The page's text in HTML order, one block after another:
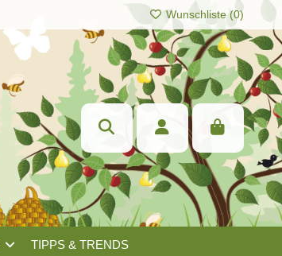
Wunschliste (0)
TIPPS & TRENDS